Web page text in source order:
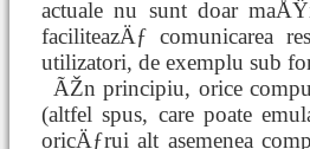
actuale nu sunt doar
faciliteazÄƒ comunicarea
utilizatori, de exemplu sub
ÃŽn principiu, orice
(altfel spus, care poate
oricÄƒrui alt asemenea